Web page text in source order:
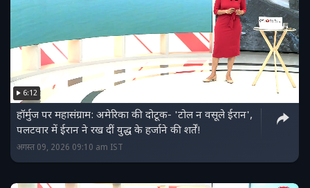
6:12
हॉर्मुज पर महासंग्राम: अमेरिका की दोटूक- 'टोल न वसूले ईरान',
पलटवार में ईरान ने रख दीं युद्ध के हर्जाने की शर्तें!
अगस्त 09, 2026 09:10 am IST